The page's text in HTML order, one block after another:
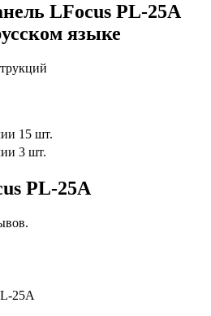
LFocus PL-25A
языке
15 шт.
3 шт.
PL-25A
25A